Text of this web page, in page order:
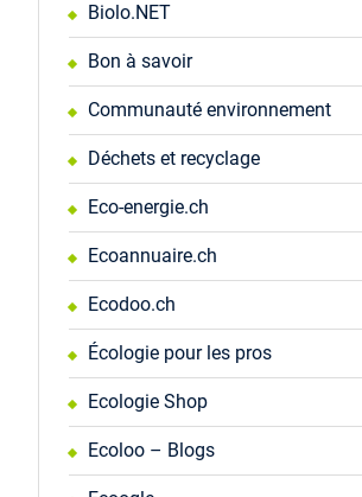
Biolo.NET
Bon à savoir
Communauté environnement
Déchets et recyclage
Eco-energie.ch
Ecoannuaire.ch
Ecodoo.ch
Écologie pour les pros
Ecologie Shop
Ecoloo – Blogs